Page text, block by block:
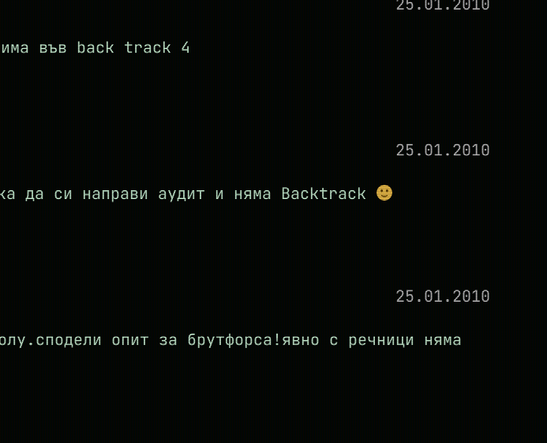
във back track 4
25.01.2010
да си направи аудит и няма Backtrack
25.01.2010
опит за брутфорса!явно с речници няма